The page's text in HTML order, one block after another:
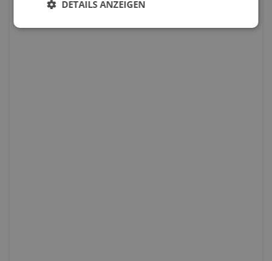
DETAILS ANZEIGEN